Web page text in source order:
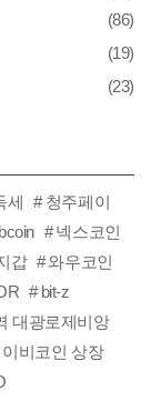
(86)
(19)
(23)
세
청주페이
넥스코인
갑
와우코인
bit-z
대광로제비앙
이비코인 상장